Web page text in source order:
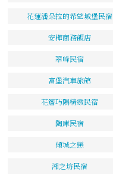
花蓮潘朵拉的希望城堡民宿
安樺商務飯店
翠峰民宿
富堡汽車旅館
花簷巧隅精緻民宿
陶庫民宿
傾城之戀
湘之坊民宿